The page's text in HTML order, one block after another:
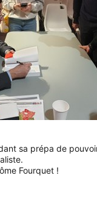
sa prépa de
Fourquet !